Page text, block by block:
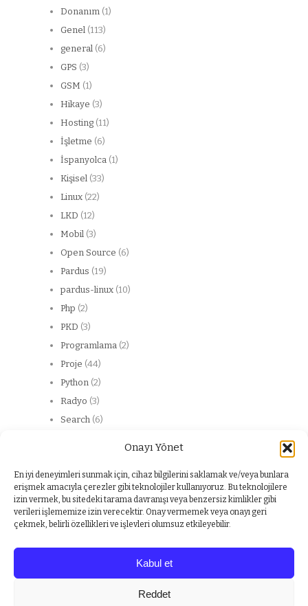
Onayı Yönet
En iyi deneyimleri sunmak için, cihaz bilgilerini saklamak ve/veya bunlara
erişmek amacıyla çerezler gibi teknolojiler kullanıyoruz. Bu teknolojilere
izin vermek, bu sitedeki tarama davranışı veya benzersiz kimlikler gibi
verileri işlememize izin verecektir. Onay vermemek veya onayı geri
çekmek, belirli özellikleri ve işlevleri olumsuz etkileyebilir.
Kabul et
Reddet
Donanım (1)
Genel (113)
general (6)
GPS (3)
GSM (1)
Hikaye (3)
Hosting (11)
İşletme (6)
İspanyolca (1)
Kişisel (33)
Linux (22)
LKD (12)
Mobil (3)
Open Source (6)
Pardus (19)
pardus-linux (10)
Php (2)
PKD (3)
Programlama (2)
Proje (44)
Python (2)
Radyo (3)
Search (6)
web service(2)
Windows(1)
Yabancı dil(1)
andOrigin